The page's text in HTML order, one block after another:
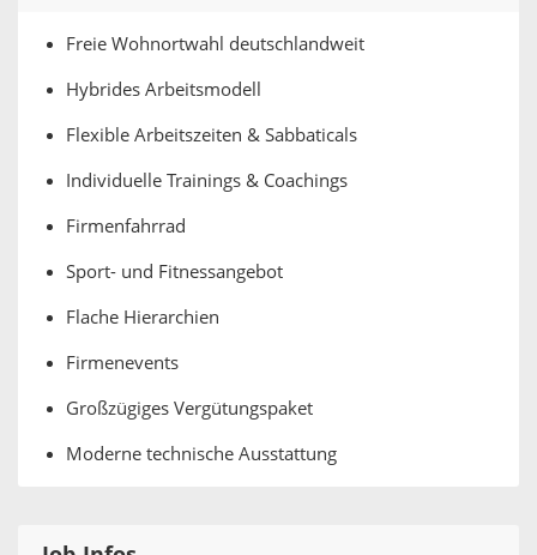
Freie Wohnortwahl deutschlandweit
Hybrides Arbeitsmodell
Flexible Arbeitszeiten & Sabbaticals
Individuelle Trainings & Coachings
Firmenfahrrad
Sport- und Fitnessangebot
Flache Hierarchien
Firmenevents
Großzügiges Vergütungspaket
Moderne technische Ausstattung